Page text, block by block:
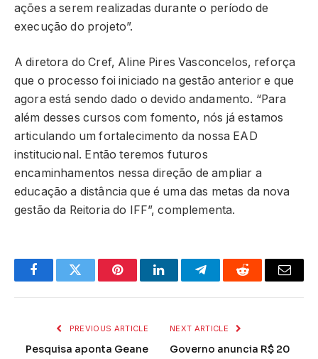
ações a serem realizadas durante o período de
execução do projeto”.
A diretora do Cref, Aline Pires Vasconcelos, reforça
que o processo foi iniciado na gestão anterior e que
agora está sendo dado o devido andamento. “Para
além desses cursos com fomento, nós já estamos
articulando um fortalecimento da nossa EAD
institucional. Então teremos futuros
encaminhamentos nessa direção de ampliar a
educação a distância que é uma das metas da nova
gestão da Reitoria do IFF”, complementa.
FacebookTwitter PinterestLinkedInTelegramReddit Email
PREVIOUS ARTICLE
Pesquisa aponta Geane
NEXT ARTICLE
Governo anuncia R$ 20